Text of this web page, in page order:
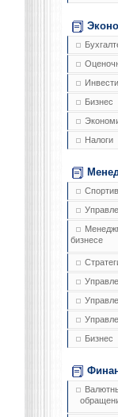
Бизнес
Налоги
бизнесе
Бизнес